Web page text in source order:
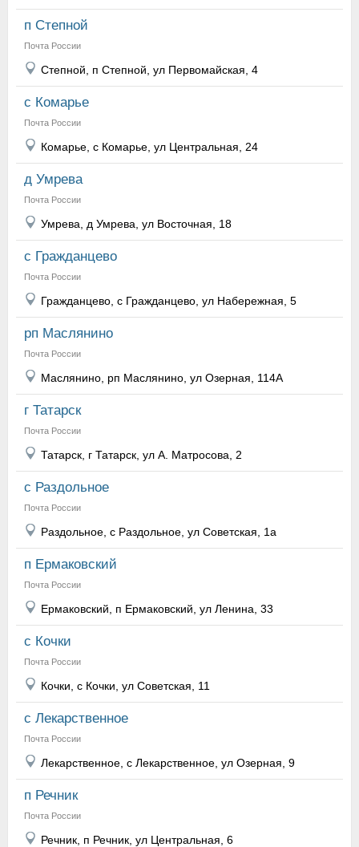
п Степной
Почта России
Степной, п Степной, ул Первомайская, 4
с Комарье
Почта России
Комарье, с Комарье, ул Центральная, 24
д Умрева
Почта России
Умрева, д Умрева, ул Восточная, 18
с Гражданцево
Почта России
Гражданцево, с Гражданцево, ул Набережная, 5
рп Маслянино
Почта России
Маслянино, рп Маслянино, ул Озерная, 114А
г Татарск
Почта России
Татарск, г Татарск, ул А. Матросова, 2
с Раздольное
Почта России
Раздольное, с Раздольное, ул Советская, 1а
п Ермаковский
Почта России
Ермаковский, п Ермаковский, ул Ленина, 33
с Кочки
Почта России
Кочки, с Кочки, ул Советская, 11
с Лекарственное
Почта России
Лекарственное, с Лекарственное, ул Озерная, 9
п Речник
Почта России
Речник, п Речник, ул Центральная, 6